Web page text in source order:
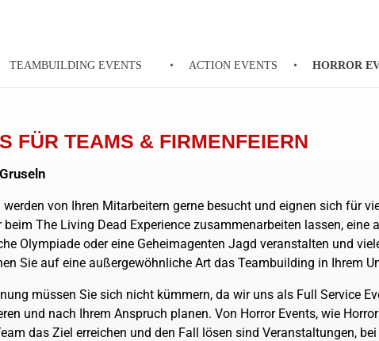
TEAMBUILDING EVENTS ACTION EVENTS HORROR
FÜR TEAMS & FIRMENFEIERN
von Ihren Mitarbeitern gerne besucht und eignen sich für
beim The Living Dead Experience zusammenarbeiten lassen,
Olympiade oder eine Geheimagenten Jagd veranstalten und
Sie auf eine außergewöhnliche Art das Teambuilding in Ihrem
müssen Sie sich nicht kümmern, da wir uns als Full Service
und nach Ihrem Anspruch planen. Von Horror Events, wie
das Ziel erreichen und den Fall lösen sind Veranstaltungen,